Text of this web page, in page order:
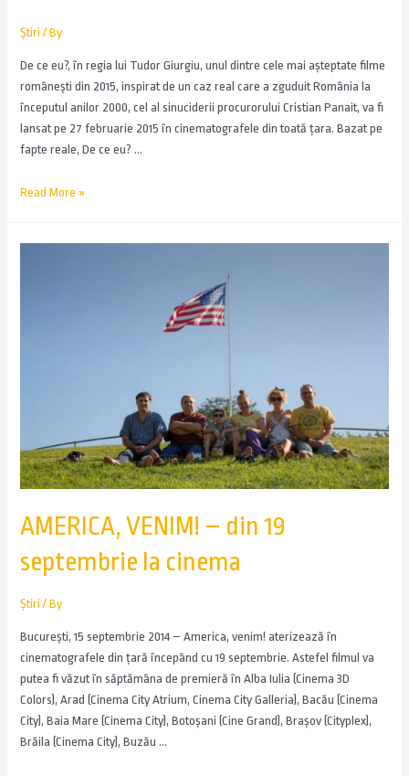
Știri / By
De ce eu?, în regia lui Tudor Giurgiu, unul dintre cele mai așteptate filme
românești din 2015, inspirat de un caz real care a zguduit România la
începutul anilor 2000, cel al sinuciderii procurorului Cristian Panait, va fi
lansat pe 27 februarie 2015 în cinematografele din toată țara. Bazat pe
fapte reale, De ce eu? …
Read More »
AMERICA, VENIM! – din 19
septembrie la cinema
Știri / By
Bucureşti, 15 septembrie 2014 – America, venim! aterizează în
cinematografele din țară începând cu 19 septembrie. Astefel filmul va
putea fi văzut în săptămâna de premieră în Alba Iulia (Cinema 3D
Colors), Arad (Cinema City Atrium, Cinema City Galleria), Bacău (Cinema
City), Baia Mare (Cinema City), Botoșani (Cine Grand), Brașov (Cityplex),
Brăila (Cinema City), Buzău …